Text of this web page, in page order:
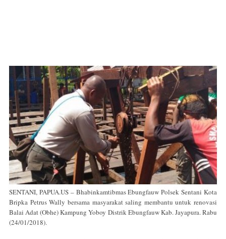
SENTANI, PAPUA.US – Bhabinkamtibmas Ebungfauw Polsek Sentani Kota
Bripka Petrus Wally bersama masyarakat saling membantu untuk renovasi
Balai Adat (Obhe) Kampung Yoboy Distrik Ebungfauw Kab. Jayapura. Rabu
(24/01/2018).